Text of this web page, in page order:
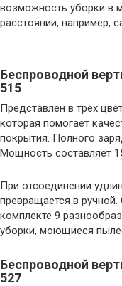
возможность уборки в
расстоянии, например,
Беспроводной
515
Представлен в трёх
которая помогает
покрытия. Полного
Мощность составляет
При отсоединении
превращается в
комплекте 9
уборки, моющиеся
Беспроводной
527